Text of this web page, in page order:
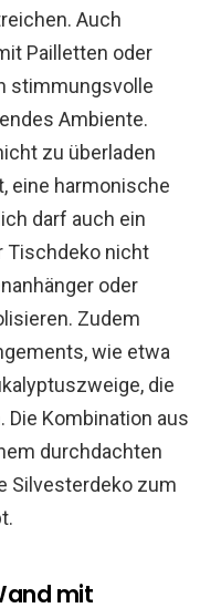
Auch
Pailletten oder
stimmungsvolle
Ambiente.
zu überladen
eine harmonische
darf auch ein
Tischdeko nicht
oder
Zudem
wie etwa
die
Die Kombination aus
durchdachten
Silvesterdeko zum
mit